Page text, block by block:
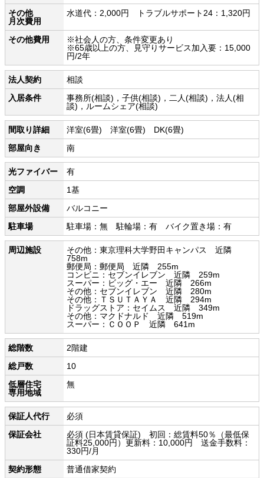
その他
月次費用
水道代：2,000円 トラブルサポート24：1,320円
その他費用
※社会人の方、条件変更あり
※65歳以上の方、見守りサービス加入要：15,000
円/2年
法人契約
相談
入居条件
事務所(相談)，子供(相談)，二人(相談)，法人(相
談)，ルームシェア(相談)
間取り詳細
洋室(6畳) 洋室(6畳) DK(6畳)
部屋向き
南
光ファイバー
有
空調
1基
部屋外設備
バルコニー
駐車場
駐車場：無 駐輪場：有 バイク置き場：有
周辺施設
その他：東京理科大学野田キャンパス 近隣
758m
郵便局：郵便局 近隣 255m
コンビニ：セブンイレブン 近隣 259m
スーパー：ビッグ・エー 近隣 266m
その他：セブンイレブン 近隣 280m
その他：ＴＳＵＴＡＹＡ 近隣 294m
ドラッグストア：セイムス 近隣 349m
その他：マクドナルド 近隣 519m
スーパー：ＣＯＯＰ 近隣 641m
総階数
2階建
総戸数
10
低層住宅
専用地域
無
保証人代行
必須
保証会社
必須 (日本賃貸保証) 初回：総賃料50％（最低保
証料25,000円）更新料：10,000円 送金手数料：
330円/月
契約形態
普通借家契約